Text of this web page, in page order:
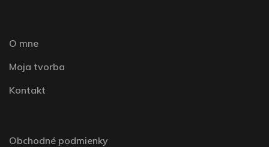
O mne
Moja tvorba
Kontakt
Obchodné podmienky